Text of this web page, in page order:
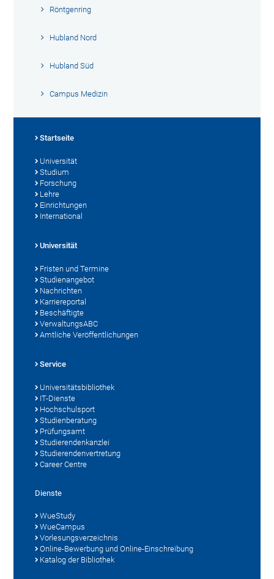
Röntgenring
Hubland Nord
Hubland Süd
Campus Medizin
Startseite
Universität
Studium
Forschung
Lehre
Einrichtungen
International
Universität
Fristen und Termine
Studienangebot
Nachrichten
Karriereportal
Beschäftigte
VerwaltungsABC
Amtliche Veröffentlichungen
Service
Universitätsbibliothek
IT-Dienste
Hochschulsport
Studienberatung
Prüfungsamt
Studierendenkanzlei
Studierendenvertretung
Career Centre
Dienste
WueStudy
WueCampus
Vorlesungsverzeichnis
Online-Bewerbung und Online-Einschreibung
Katalog der Bibliothek